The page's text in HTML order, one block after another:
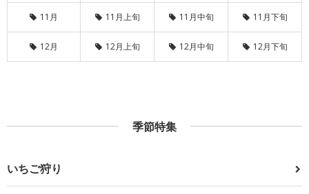
11月 11月上旬 11月中旬 11月下旬
12月 12月上旬 12月中旬 12月下旬
季節特集
いちご狩り